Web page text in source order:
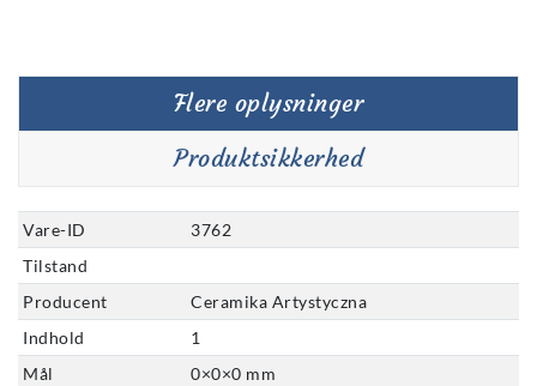
Flere oplysninger
Produktsikkerhed
Vare-ID
3762
Tilstand
Producent
Ceramika Artystyczna
Indhold
1
Mål
0×0×0 mm